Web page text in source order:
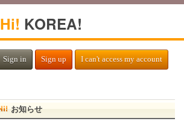
Hi! KOREA!
Sign in Sign up I can't access my account
お知らせ